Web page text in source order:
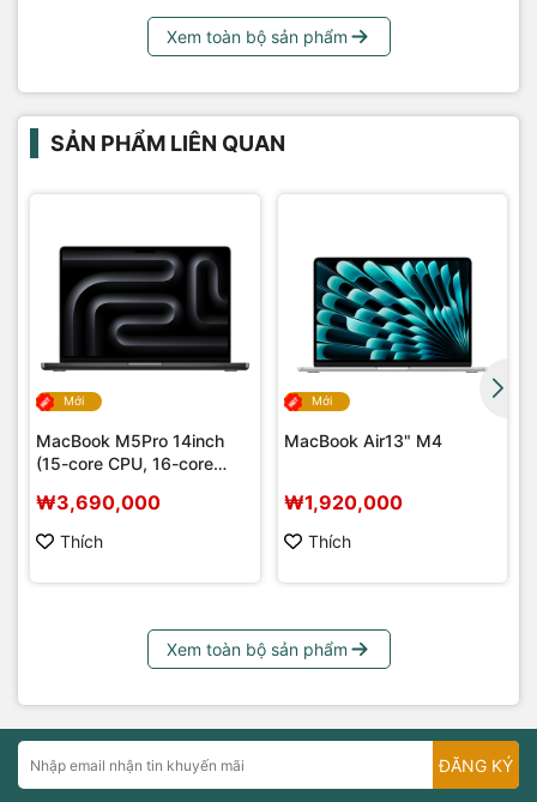
Xem toàn bộ sản phẩm
SẢN PHẨM LIÊN QUAN
Mới
MacBook M5Pro 14inch
(15-core CPU, 16-core
₩3,690,000
Thích
Mới
MacBook Air13" M4
₩1,920,000
Thích
Xem toàn bộ sản phẩm
ĐĂNG KÝ